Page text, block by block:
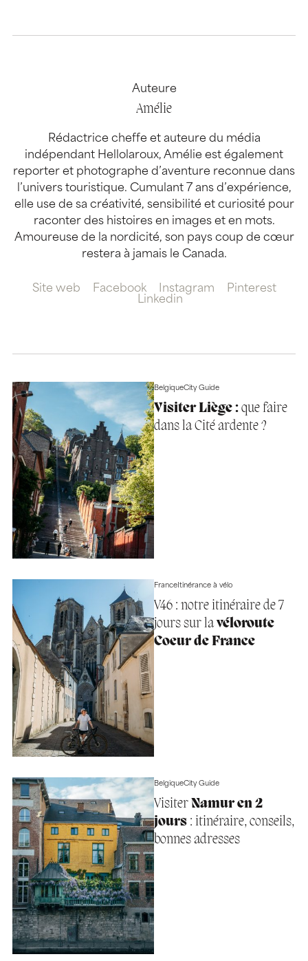
Auteure
Amélie
Rédactrice cheffe et auteure du média
indépendant Hellolaroux, Amélie est également
reporter et photographe d’aventure reconnue dans
l’univers touristique. Cumulant 7 ans d’expérience,
elle use de sa créativité, sensibilité et curiosité pour
raconter des histoires en images et en mots.
Amoureuse de la nordicité, son pays coup de cœur
restera à jamais le Canada.
Site web Facebook Instagram
Pinterest
Linkedin
BelgiqueCity Guide
Visiter Liège :que faire
dans la Cité ardente ?
FranceItinérance à vélo
V46 : notre itinéraire de 7
jours sur lavéloroute
Coeur de France
BelgiqueCity Guide
VisiterNamur en 2
jours: itinéraire, conseils,
bonnes adresses